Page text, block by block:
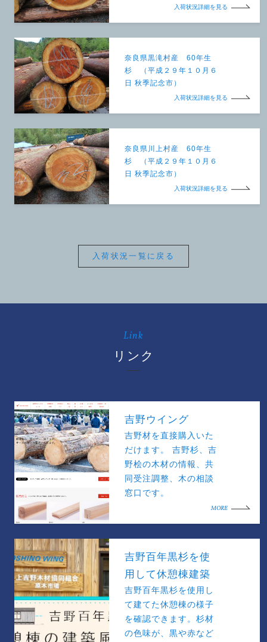
入荷状況詳細を見る
奈良県黒滝村産 60年生
杉 （平成２９年１０月６
日 秋季記念市）
入荷状況詳細を見る
奈良県川上村産 60年生
杉 （平成２９年１０月６
日 秋季記念市）
入荷状況詳細を見る
入荷状況一覧に戻る
Link
リンク
吉野ウイング
吉野材を直接購入いた
だけます。 吉野杉、吉
野桧の木材の情報、共
同受注調整、木の相談
窓口です。
MORE
吉野百年黒杉を使
用して休憩棟建築
吉野百年黒杉を使用し
て建てた休憩棟の様子
を確認できます。杉材
の色味が、黒や赤など